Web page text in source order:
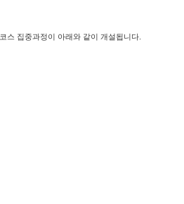
스 집중과정이 아래와 같이 개설됩니다.